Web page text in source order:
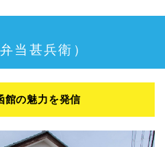
当甚兵衛）
館の魅力を発信